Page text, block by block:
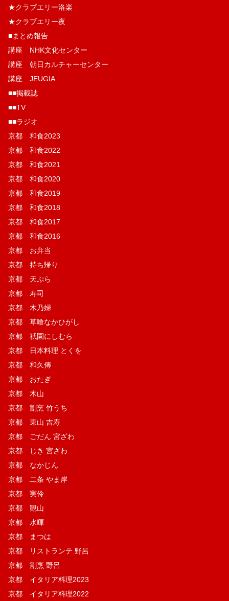
★クラブエリー洛楽
★クラブエリー夜
■まとめ報告
講座 NHK文化センター
講座 朝日カルチャーセンター
講座 JEUGIA
■■掲載誌
■■TV
■■ラジオ
京都 和食2023
京都 和食2022
京都 和食2021
京都 和食2020
京都 和食2019
京都 和食2018
京都 和食2017
京都 和食2016
京都 お弁当
京都 持ち帰り
京都 天ぷら
京都 寿司
京都 木乃婦
京都 草喰なかひがし
京都 祇園にしむら
京都 日本料理 とくを
京都 和久傳
京都 おたぎ
京都 木山
京都 割烹 竹うち
京都 東山 吉寿
京都 ごだん 宮ざわ
京都 じき 宮ざわ
京都 なかじん
京都 二条 やま岸
京都 実伶
京都 観山
京都 水暉
京都 まつは
京都 リストランテ 野呂
京都 割烹 野呂
京都 イタリア料理2023
京都 イタリア料理2022